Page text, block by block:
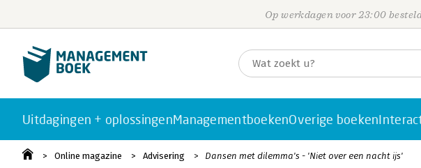
Op werkdagen voor 23:00
Uitdagingen + oplossingenManagementboekenOverige boeken
Online magazine Advisering Dansen met dilemma's - 'Niet over een nacht ijs'